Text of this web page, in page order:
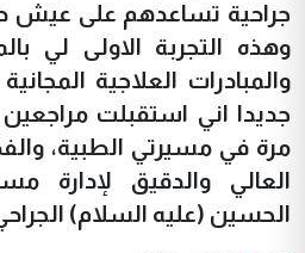
جراحية تساعدهم على عيش
وهذه التجربة الاولى لي
والمبادرات العلاجية
جديدا اني استقبلت
مرة في مسيرتي الطبية،
العالي والدقيق لإدارة
الحسين (عليه السلام)